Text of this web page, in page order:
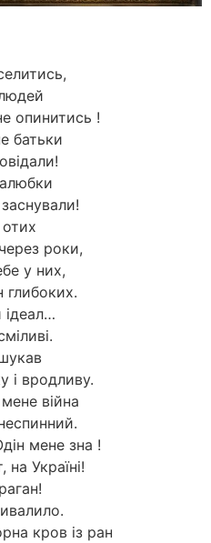
опинитись !
батьки
отих
роки,
у них,
глибоких.
ідеал…
і вродливу.
війна
мене зна !
на Україні!
кров із ран